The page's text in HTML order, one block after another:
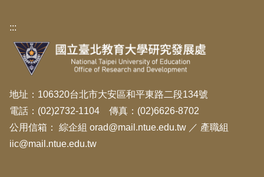
:::
地址：106320台北市大安區和平東路二段134號
電話：(02)2732-1104 傳真：(02)6626-8702
公用信箱： 綜企組 orad@mail.ntue.edu.tw ／ 產職組
iic@mail.ntue.edu.tw